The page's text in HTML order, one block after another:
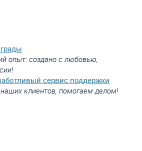
опыт: создано с любовью,
сервис поддержки
клиентов, помогаем делом!